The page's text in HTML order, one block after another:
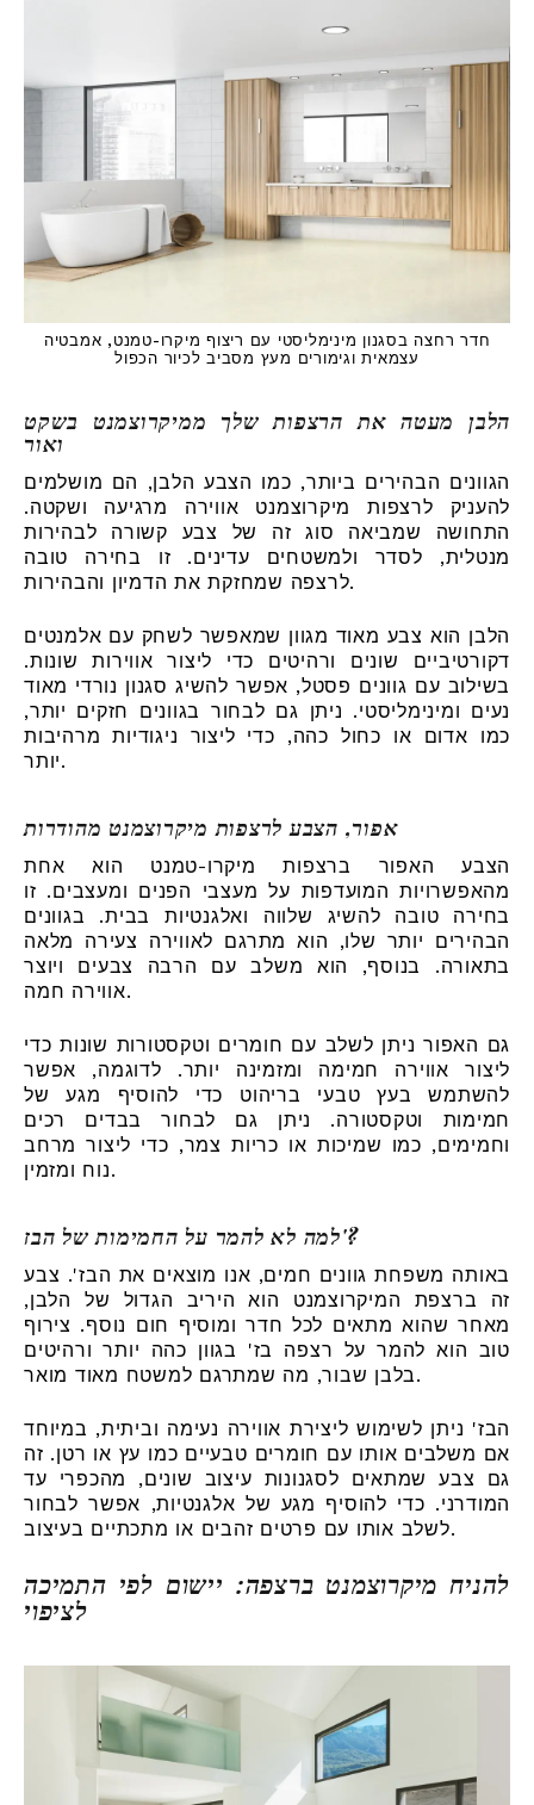
חדר רחצה בסגנון מינימליסטי עם ריצוף מיקרו-טמנט, אמבטיה
עצמאית וגימורים מעץ מסביב לכיור הכפול
הלבן מעטה את הרצפות שלך ממיקרוצמנט בשקט
ואור
הגוונים הבהירים ביותר, כמו הצבע הלבן, הם מושלמים
להעניק לרצפות מיקרוצמנט אווירה מרגיעה ושקטה.
התחושה שמביאה סוג זה של צבע קשורה לבהירות
מנטלית, לסדר ולמשטחים עדינים. זו בחירה טובה
לרצפה שמחזקת את הדמיון והבהירות.
הלבן הוא צבע מאוד מגוון שמאפשר לשחק עם אלמנטים
דקורטיביים שונים ורהיטים כדי ליצור אווירות שונות.
בשילוב עם גוונים פסטל, אפשר להשיג סגנון נורדי מאוד
נעים ומינימליסטי. ניתן גם לבחור בגוונים חזקים יותר,
כמו אדום או כחול כהה, כדי ליצור ניגודיות מרהיבות
יותר.
אפור, הצבע לרצפות מיקרוצמנט מהודרות
הצבע האפור ברצפות מיקרו-טמנט הוא אחת
מהאפשרויות המועדפות על מעצבי הפנים ומעצבים. זו
בחירה טובה להשיג שלווה ואלגנטיות בבית. בגוונים
הבהירים יותר שלו, הוא מתרגם לאווירה צעירה מלאה
בתאורה. בנוסף, הוא משלב עם הרבה צבעים ויוצר
אווירה חמה.
גם האפור ניתן לשלב עם חומרים וטקסטורות שונות כדי
ליצור אווירה חמימה ומזמינה יותר. לדוגמה, אפשר
להשתמש בעץ טבעי בריהוט כדי להוסיף מגע של
חמימות וטקסטורה. ניתן גם לבחור בבדים רכים
וחמימים, כמו שמיכות או כריות צמר, כדי ליצור מרחב
נוח ומזמין.
למה לא להמר על החמימות של הבז'?
באותה משפחת גוונים חמים, אנו מוצאים את הבז'. צבע
זה ברצפת המיקרוצמנט הוא היריב הגדול של הלבן,
מאחר שהוא מתאים לכל חדר ומוסיף חום נוסף. צירוף
טוב הוא להמר על רצפה בז' בגוון כהה יותר ורהיטים
בלבן שבור, מה שמתרגם למשטח מאוד מואר.
הבז' ניתן לשימוש ליצירת אווירה נעימה וביתית, במיוחד
אם משלבים אותו עם חומרים טבעיים כמו עץ או רטן. זה
גם צבע שמתאים לסגנונות עיצוב שונים, מהכפרי עד
המודרני. כדי להוסיף מגע של אלגנטיות, אפשר לבחור
לשלב אותו עם פרטים זהבים או מתכתיים בעיצוב.
להניח מיקרוצמנט ברצפה: יישום לפי התמיכה
לציפוי